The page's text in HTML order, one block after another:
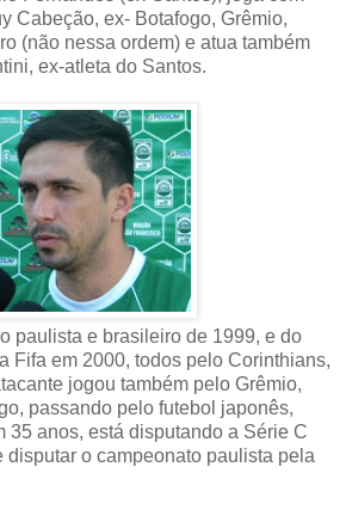
Cabeção, ex- Botafogo, Grêmio,
(não nessa ordem) e atua também
ex-atleta do Santos.
paulista e brasileiro de 1999, e do
Fifa em 2000, todos pelo Corinthians,
jogou também pelo Grêmio,
passando pelo futebol japonês,
35 anos, está disputando a Série C
disputar o campeonato paulista pela